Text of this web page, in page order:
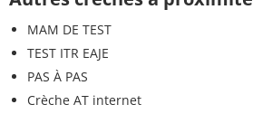
MAM DE TEST
TEST ITR EAJE
PAS À PAS
Crèche AT internet